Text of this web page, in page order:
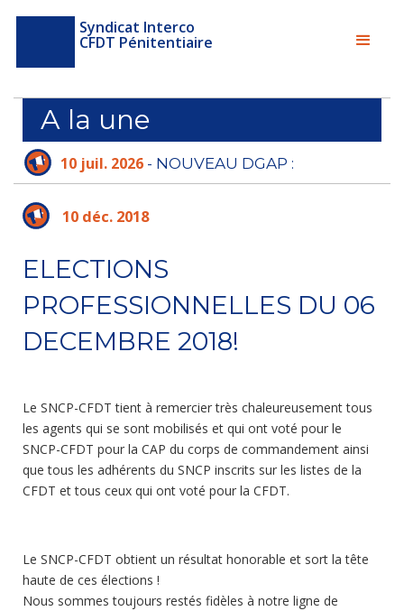
Syndicat Interco
CFDT Pénitentiaire
A la une
10 juil. 2026- NOUVEAU DGAP :
L'ADMINISTRATION PÉNITENTIAIRE N'A PLUS
LE TEMPS D'ATTENDRE
10 déc. 2018
ELECTIONS
PROFESSIONNELLES DU 06
DECEMBRE 2018!
Le SNCP-CFDT tient à remercier très chaleureusement tous
les agents qui se sont mobilisés et qui ont voté pour le
SNCP-CFDT pour la CAP du corps de commandement ainsi
que tous les adhérents du SNCP inscrits sur les listes de la
CFDT et tous ceux qui ont voté pour la CFDT.
Le SNCP-CFDT obtient un résultat honorable et sort la tête
haute de ces élections !
Nous sommes toujours restés fidèles à notre ligne de